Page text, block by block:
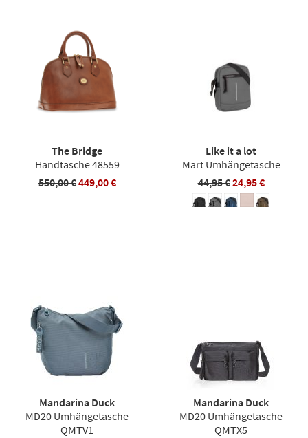
The Bridge
Handtasche 48559
550,00 €449,00 €
Like it a lot
Mart Umhängetasche
44,95 €24,95 €
Mandarina Duck
MD20 Umhängetasche
QMTV1
Mandarina Duck
MD20 Umhängetasche
QMTX5